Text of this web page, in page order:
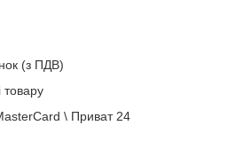
(з ПДВ)
\ Приват 24